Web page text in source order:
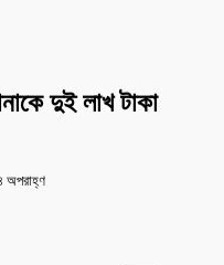
দুই লাখ টাকা
অপরাহ্ণ